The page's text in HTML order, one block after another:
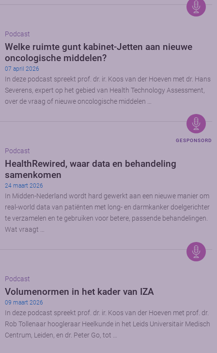
Podcast
Welke ruimte gunt kabinet-Jetten aan nieuwe
oncologische middelen?
07 april 2026
In deze podcast spreekt prof. dr. ir. Koos van der Hoeven met dr. Hans
Severens, expert op het gebied van Health Technology Assessment,
over de vraag of nieuwe oncologische middelen …
GESPONSORD
Podcast
HealthRewired, waar data en behandeling
samenkomen
24 maart 2026
In Midden-Nederland wordt hard gewerkt aan een nieuwe manier om
real-world data van patiënten met long- en darmkanker doelgerichter
te verzamelen en te gebruiken voor betere, passende behandelingen.
Wat vraagt …
Podcast
Volumenormen in het kader van IZA
09 maart 2026
In deze podcast spreekt prof. dr. ir. Koos van der Hoeven met prof. dr.
Rob Tollenaar hoogleraar Heelkunde in het Leids Universitair Medisch
Centrum, Leiden, en dr. Peter Go, tot …